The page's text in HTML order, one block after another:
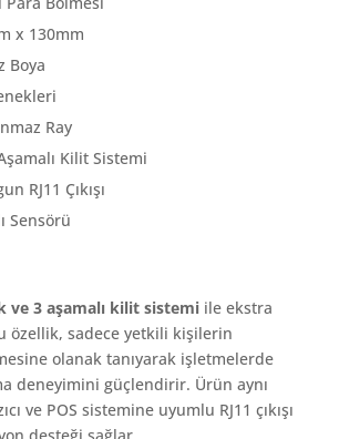
x 130mm
Boya
Ray
Kilit Sistemi
RJ11 Çıkışı
Sensörü
ve 3 aşamalı kilit sistemi ile ekstra
özellik, sadece yetkili kişilerin
olanak tanıyarak işletmelerde
deneyimini güçlendirir. Ürün aynı
ve POS sistemine uyumlu RJ11 çıkışı